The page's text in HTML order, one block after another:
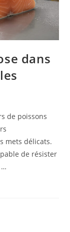
dans
de poissons
mets délicats.
de résister
…